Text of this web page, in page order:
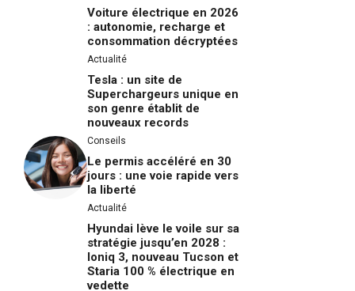
Voiture électrique en 2026
: autonomie, recharge et
consommation décryptées
Actualité
Tesla : un site de
Superchargeurs unique en
son genre établit de
nouveaux records
Conseils
Le permis accéléré en 30
jours : une voie rapide vers
la liberté
Actualité
Hyundai lève le voile sur sa
stratégie jusqu’en 2028 :
Ioniq 3, nouveau Tucson et
Staria 100 % électrique en
vedette